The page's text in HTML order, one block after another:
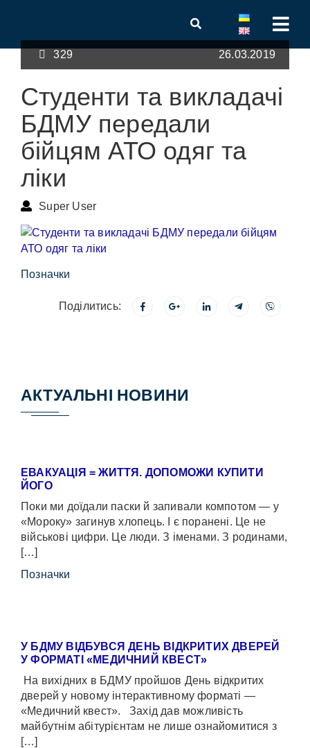
329 26.03.2019
Студенти та викладачі
БДМУ передали
бійцям АТО одяг та
ліки
Super User
Позначки
Поділитись:
АКТУАЛЬНІ НОВИНИ
ЕВАКУАЦІЯ = ЖИТТЯ. ДОПОМОЖИ КУПИТИ
ЙОГО
Поки ми доїдали паски й запивали компотом — у
«Мороку» загинув хлопець. І є поранені. Це не
військові цифри. Це люди. З іменами. З родинами,
[…]
Позначки
У БДМУ ВІДБУВСЯ ДЕНЬ ВІДКРИТИХ ДВЕРЕЙ
У ФОРМАТІ «МЕДИЧНИЙ КВЕСТ»
На вихідних в БДМУ пройшов День відкритих
дверей у новому інтерактивному форматі —
«Медичний квест». Захід дав можливість
майбутнім абітурієнтам не лише ознайомитися з
[…]